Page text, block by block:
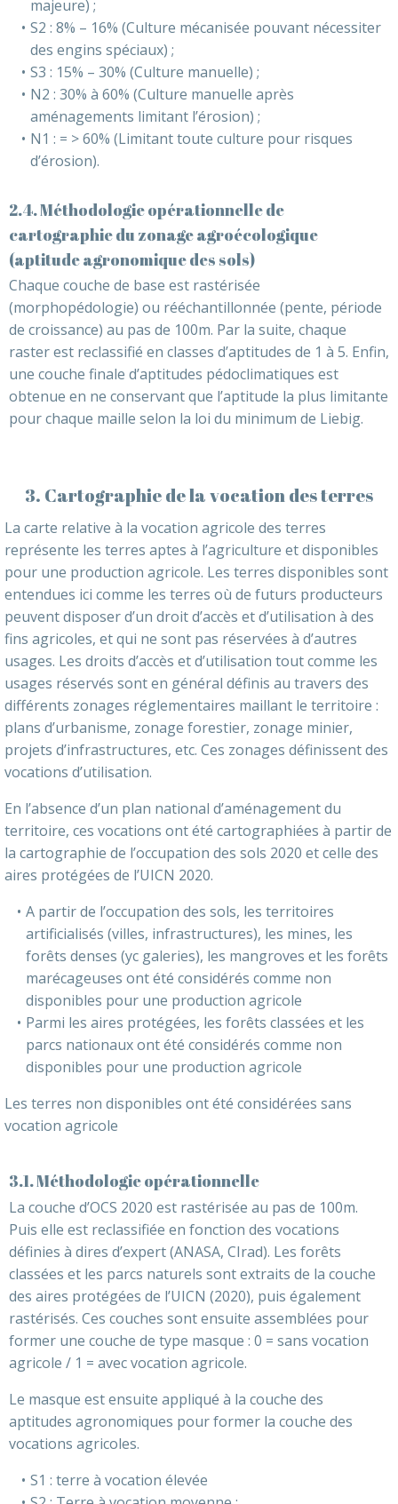
majeure) ;
S2 : 8% – 16% (Culture mécanisée pouvant nécessiter
des engins spéciaux) ;
S3 : 15% – 30% (Culture manuelle) ;
N2 : 30% à 60% (Culture manuelle après
aménagements limitant l’érosion) ;
N1 : = > 60% (Limitant toute culture pour risques
d’érosion).
2.4. Méthodologie opérationnelle de
cartographie du zonage agroécologique
(aptitude agronomique des sols)
Chaque couche de base est rastérisée
(morphopédologie) ou rééchantillonnée (pente, période
de croissance) au pas de 100m. Par la suite, chaque
raster est reclassifié en classes d’aptitudes de 1 à 5. Enfin,
une couche finale d’aptitudes pédoclimatiques est
obtenue en ne conservant que l’aptitude la plus limitante
pour chaque maille selon la loi du minimum de Liebig.
3. Cartographie de la vocation des terres
La carte relative à la vocation agricole des terres
représente les terres aptes à l’agriculture et disponibles
pour une production agricole. Les terres disponibles sont
entendues ici comme les terres où de futurs producteurs
peuvent disposer d’un droit d’accès et d’utilisation à des
fins agricoles, et qui ne sont pas réservées à d’autres
usages. Les droits d’accès et d’utilisation tout comme les
usages réservés sont en général définis au travers des
différents zonages réglementaires maillant le territoire :
plans d’urbanisme, zonage forestier, zonage minier,
projets d’infrastructures, etc. Ces zonages définissent des
vocations d’utilisation.
En l’absence d’un plan national d’aménagement du
territoire, ces vocations ont été cartographiées à partir de
la cartographie de l’occupation des sols 2020 et celle des
aires protégées de l’UICN 2020.
A partir de l’occupation des sols, les territoires
artificialisés (villes, infrastructures), les mines, les
forêts denses (yc galeries), les mangroves et les forêts
marécageuses ont été considérés comme non
disponibles pour une production agricole
Parmi les aires protégées, les forêts classées et les
parcs nationaux ont été considérés comme non
disponibles pour une production agricole
Les terres non disponibles ont été considérées sans
vocation agricole
3.1. Méthodologie opérationnelle
La couche d’OCS 2020 est rastérisée au pas de 100m.
Puis elle est reclassifiée en fonction des vocations
définies à dires d’expert (ANASA, CIrad). Les forêts
classées et les parcs naturels sont extraits de la couche
des aires protégées de l’UICN (2020), puis également
rastérisés. Ces couches sont ensuite assemblées pour
former une couche de type masque : 0 = sans vocation
agricole / 1 = avec vocation agricole.
Le masque est ensuite appliqué à la couche des
aptitudes agronomiques pour former la couche des
vocations agricoles.
S1 : terre à vocation élevée